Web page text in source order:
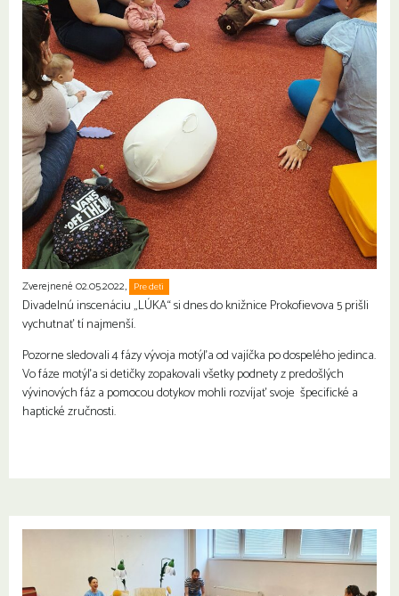
Zverejnené 02.05.2022, Pre deti
Divadelnú inscenáciu „LÚKA“ si dnes do knižnice Prokofievova 5 prišli
vychutnať tí najmenší.
Pozorne sledovali 4 fázy vývoja motýľa od vajíčka po dospelého jedinca.
Vo fáze motýľa si detičky zopakovali všetky podnety z predošlých
vývinových fáz a pomocou dotykov mohli rozvíjať svoje špecifické a
haptické zručnosti.